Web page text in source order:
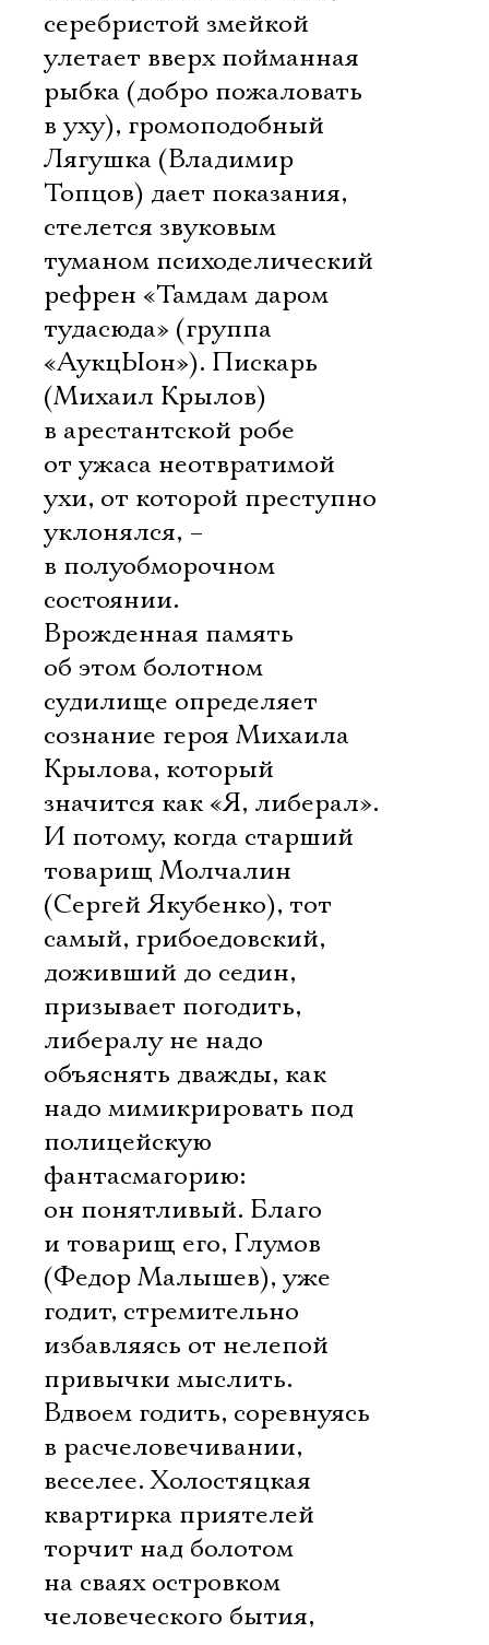
серебристой змейкой
улетает вверх пойманная
рыбка (добро пожаловать
в уху), громоподобный
Лягушка (Владимир
Топцов) дает показания,
стелется звуковым
туманом психоделический
рефрен «Там­дам даром
туда­сюда» (группа
«АукцЫон»). Пискарь
(Михаил Крылов)
в арестантской робе
от ужаса неотвратимой
ухи, от которой преступно
уклонялся, –
в полуобморочном
состоянии.
Врожденная память
об этом болотном
судилище определяет
сознание героя Михаила
Крылова, который
значится как «Я, либерал».
И потому, когда старший
товарищ Молчалин
(Сергей Якубенко), тот
самый, грибоедовский,
доживший до седин,
призывает погодить,
либералу не надо
объяснять дважды, как
надо мимикрировать под
полицейскую
фантасмагорию:
он понятливый. Благо
и товарищ его, Глумов
(Федор Малышев), уже
годит, стремительно
избавляясь от нелепой
привычки мыслить.
Вдвоем годить, соревнуясь
в расчеловечивании,
веселее. Холостяцкая
квартирка приятелей
торчит над болотом
на сваях островком
человеческого бытия,